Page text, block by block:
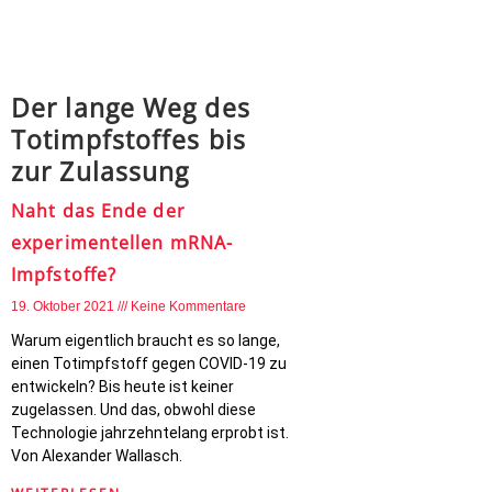
Der lange Weg des
Totimpfstoffes bis
zur Zulassung
Naht das Ende der
experimentellen mRNA-
Impfstoffe?
19. Oktober 2021 Keine Kommentare
Warum eigentlich braucht es so lange,
einen Totimpfstoff gegen COVID-19 zu
entwickeln? Bis heute ist keiner
zugelassen. Und das, obwohl diese
Technologie jahrzehntelang erprobt ist.
Von Alexander Wallasch.